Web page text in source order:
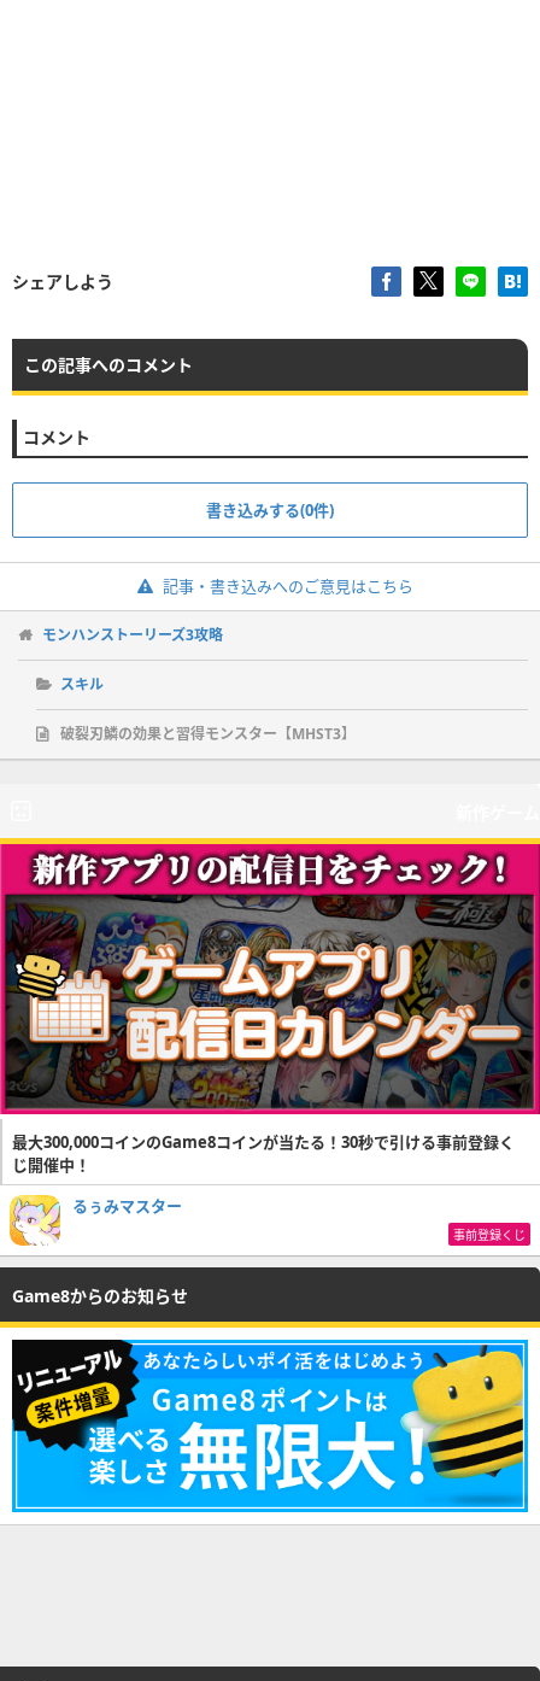
シェアしよう
この記事へのコメント
コメント
書き込みする(0件)
記事・書き込みへのご意見はこちら
モンハンストーリーズ3攻略
スキル
破裂刃鱗の効果と習得モンスター【MHST3】
最大300,000コインのGame8コインが当たる！30秒で引ける事前登録く
じ開催中！
るぅみマスター
事前登録くじ
Game8からのお知らせ